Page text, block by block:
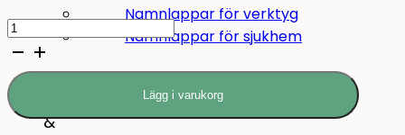
Namnlappar för verktyg
Namnlappar för sjukhem
&
was:
199,00 kr.
is:
159,20 kr.
Självlysande
wallstickers:
Natthimmel
quantity
Lägg i varukorg